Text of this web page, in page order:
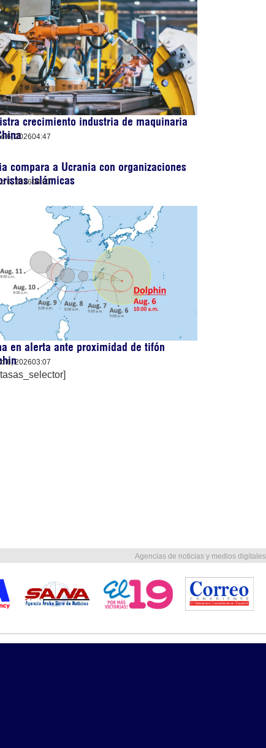
crecimiento industria de maquinaria
6, 202604:47
compara a Ucrania con organizaciones
islámicas
6, 202604:03
en alerta ante proximidad de tifón
6, 202603:07
Agencias de noticias y medios digitales